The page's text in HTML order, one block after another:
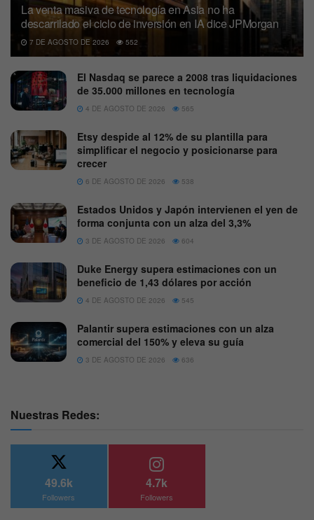
La venta masiva de tecnología en Asia no ha
descarrilado el ciclo de inversión en IA dice JPMorgan
7 DE AGOSTO DE 2026 552
El Nasdaq se parece a 2008 tras liquidaciones
de 35.000 millones en tecnología
4 DE AGOSTO DE 2026 565
Etsy despide al 12% de su plantilla para
simplificar el negocio y posicionarse para
crecer
6 DE AGOSTO DE 2026 538
Estados Unidos y Japón intervienen el yen de
forma conjunta con un alza del 3,3%
3 DE AGOSTO DE 2026 604
Duke Energy supera estimaciones con un
beneficio de 1,43 dólares por acción
4 DE AGOSTO DE 2026 545
Palantir supera estimaciones con un alza
comercial del 150% y eleva su guía
3 DE AGOSTO DE 2026 636
Nuestras Redes:
49.6k
Followers
4.7k
Followers